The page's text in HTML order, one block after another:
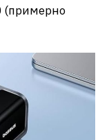
(примерно